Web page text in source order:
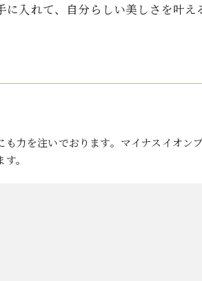
入れて、自分らしい美しさを叶え
力を注いでおります。マイナスイオン
。